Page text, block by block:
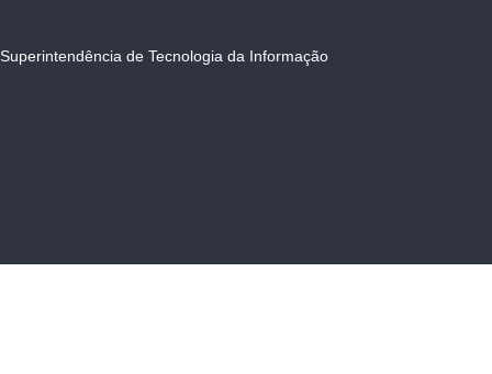
Superintendência de Tecnologia da Informação